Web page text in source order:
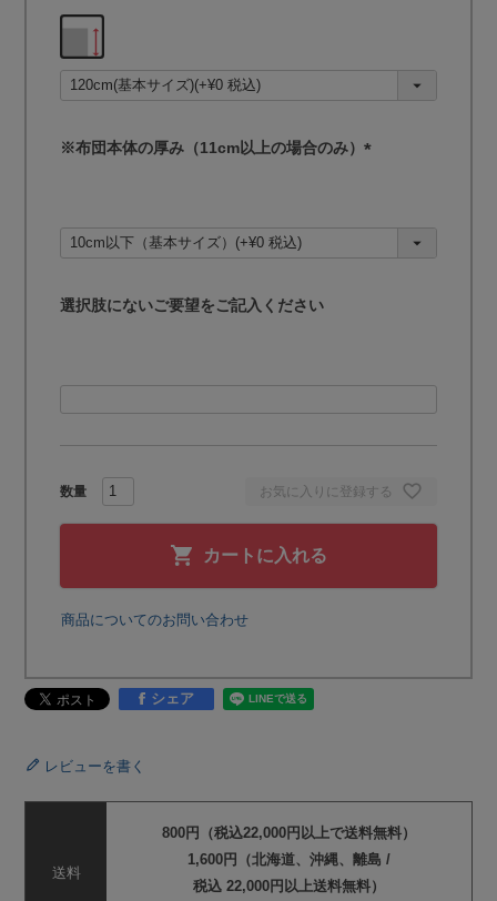
お気に入りに登録する
カートに入れる
須
)
※布団本体の厚み（11cm以上の場合のみ）
須
)
選択肢にないご要望をご記入ください
商品についてのお問い合わせ
シェア
レビューを書く
送料
800円（税込22,000円以上で送料無料）
1,600円（北海道、沖縄、離島 /
税込 22,000円以上送料無料）